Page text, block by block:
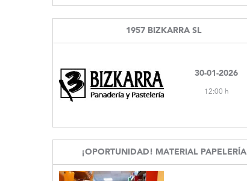
1957 BIZKARRA SL
30-01-2026
12:00 h
¡OPORTUNIDAD! MATERIAL PAPELERÍA